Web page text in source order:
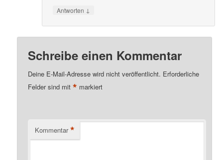
Antworten ↓
Schreibe einen Kommentar
Deine E-Mail-Adresse wird nicht veröffentlicht. Erforderliche
Felder sind mit* markiert
Kommentar *